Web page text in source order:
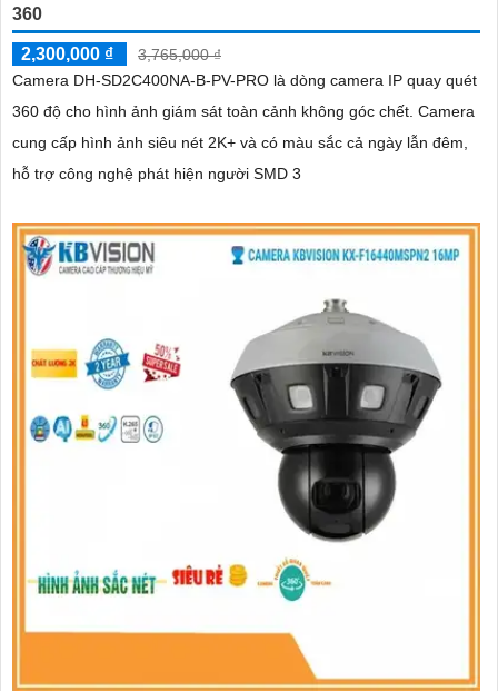
360
2,300,000 ₫
3,765,000 ₫
Camera DH-SD2C400NA-B-PV-PRO là dòng camera IP quay quét
360 độ cho hình ảnh giám sát toàn cảnh không góc chết. Camera
cung cấp hình ảnh siêu nét 2K+ và có màu sắc cả ngày lẫn đêm,
hỗ trợ công nghệ phát hiện người SMD 3